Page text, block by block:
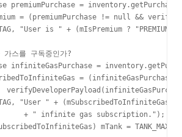
premiumPurchase =
= (premiumPurchase != null &&
"User is " + (mIsPremium ? "PREMIUM"
스를 구독중인가?
infiniteGasPurchase =
= (infiniteGasPurchase
"User " + (mSubscribedToInfiniteGas ?
+ " infinite gas subscription.");
mTank = TANK_MAX;